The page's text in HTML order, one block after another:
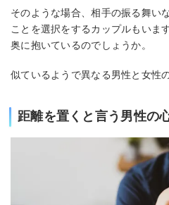
そのような場合、相手の振る舞い
ことを選択をするカップルもいま
奥に抱いているのでしょうか。
似ているようで異なる男性と女性
距離を置くと言う男性の